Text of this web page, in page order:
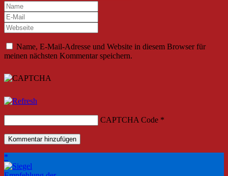
Name, E-Mail-Adresse und Website in diesem Browser für
meinen nächsten Kommentar speichern.
CAPTCHA Code *